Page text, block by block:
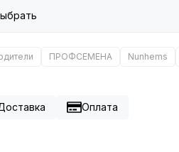
ПРОФСЕМЕНА Nunhems
Оплата